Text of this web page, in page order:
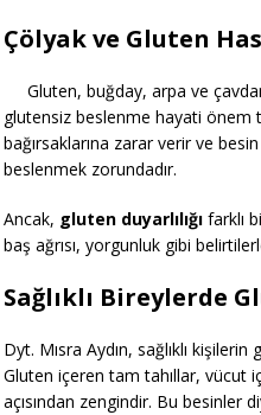
Çölyak ve Gluten
Gluten, buğday, arpa ve
glutensiz beslenme hayati önem
bağırsaklarına zarar verir ve
beslenmek zorundadır.
Ancak, gluten duyarlılığı farklı
baş ağrısı, yorgunluk gibi
Sağlıklı Bireylerde
Dyt. Mısra Aydın, sağlıklı
Gluten içeren tam tahıllar, vücut
açısından zengindir. Bu besinler